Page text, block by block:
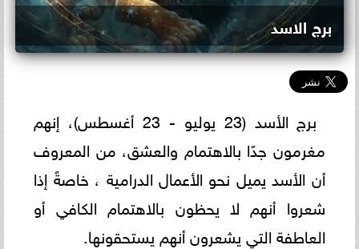
برج الاسد
برج الأسد (23 يوليو - 23 أغسطس)، إنهم
مغرمون جدًا بالاهتمام والعشق، من المعروف
أن الأسد يميل نحو الأعمال الدرامية ، خاصةً إذا
شعروا أنهم لا يحظون بالاهتمام الكافي أو
العاطفة التي يشعرون أنهم يستحقونها.